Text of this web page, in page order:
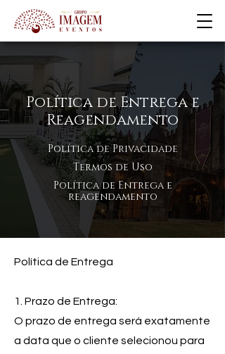
Política de Entrega e
Reagendamento
Política de Privacidade
Termos de Uso
Política de Entrega e
reagendamento
Política de Entrega
1. Prazo de Entrega:
O prazo de entrega será exatamente
a data que o cliente selecionou para